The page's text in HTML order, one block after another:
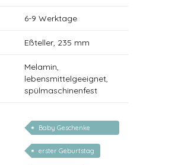
6-9 Werktage
Eßteller, 235 mm
Melamin,
lebensmittelgeeignet,
spülmaschinenfest
Baby Geschenke
personalisierbar
erster Geburtstag